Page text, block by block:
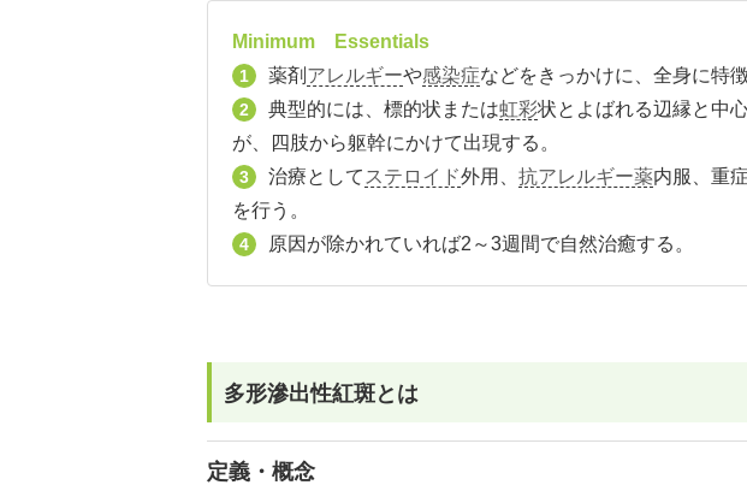
Minimum Essentials
1 薬剤 アレルギーや感染症などをきっかけに、全身に特
2 典型的には、標的状または虹彩状とよばれる辺縁と中
が、四肢から躯幹にかけて出現する。
3 治療として ステロイド外用、 抗アレルギー薬内服、重
を行う。
4 原因が除かれていれば2～3週間で自然治癒する。
多形滲出性紅斑とは
定義・概念